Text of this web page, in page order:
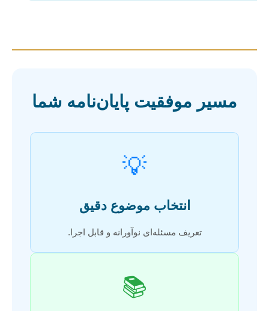
مسیر موفقیت پایان‌نامه شما
💡
انتخاب موضوع دقیق
تعریف مسئله‌ای نوآورانه و قابل اجرا.
📚